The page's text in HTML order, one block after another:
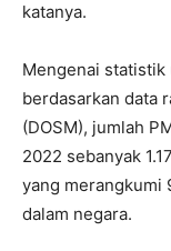
katanya.
Mengenai statistik
berdasarkan data
(DOSM), jumlah
2022 sebanyak
yang merangkumi
dalam negara.